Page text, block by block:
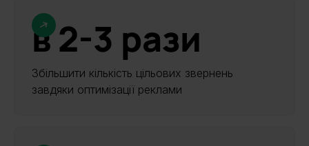
в 2-3 рази
Збільшити кількість цільових звернень
завдяки оптимізації реклами